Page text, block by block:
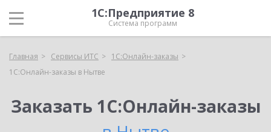
1С:Предприятие 8
Система программ
Главная Сервисы ИТС
1С:Онлайн-заказы
1С:Онлайн-заказы в Нытве
Заказать 1С:Онлайн-заказы